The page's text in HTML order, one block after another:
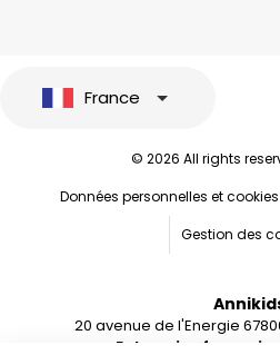
France
© 2026 All rights
Données personnelles et cookies
Gestion des
20 avenue de l'Energie 67800
Entreprise